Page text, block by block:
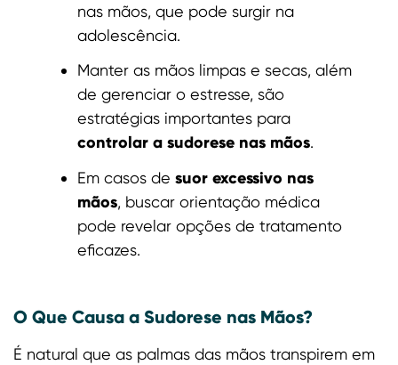
nas mãos, que pode surgir na
adolescência.
Manter as mãos limpas e secas, além
de gerenciar o estresse, são
estratégias importantes para
controlar a sudorese nas mãos.
Em casos de suor excessivo nas
mãos, buscar orientação médica
pode revelar opções de tratamento
eficazes.
O Que Causa a Sudorese nas Mãos?
É natural que as palmas das mãos transpirem em